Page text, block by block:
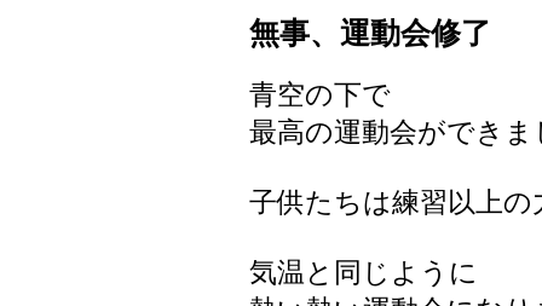
無事、運動会修了
青空の下で
最高の運動会ができま
子供たちは練習以上
気温と同じように